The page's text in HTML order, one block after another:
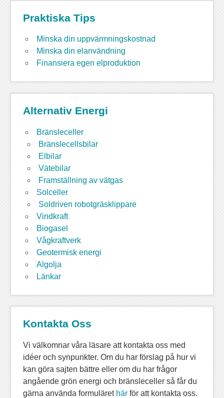
Praktiska Tips
Minska din uppvärmningskostnad
Minska din elanvändning
Finansiera egen elproduktion
Alternativ Energi
Bränsleceller
Bränslecellsbilar
Elbilar
Vätebilar
Framställning av vätgas
Solceller
Soldriven robotgräsklippare
Vindkraft
Biogasel
Vågkraftverk
Geotermisk energi
Algolja
Länkar
Kontakta Oss
Vi välkomnar våra läsare att kontakta oss med
idéer och synpunkter. Om du har förslag på hur vi
kan göra sajten bättre eller om du har frågor
angående grön energi och bränsleceller så får du
gärna använda formuläret härför att kontakta oss.